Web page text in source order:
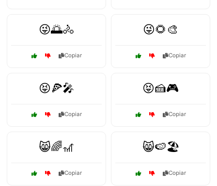
😜🌅🚴
Copiar
😜🌻🎨
Copiar
😝🍕🎤
Copiar
😝🍰🎮
Copiar
😸🌈🎢
Copiar
😸🍉🏖️
Copiar